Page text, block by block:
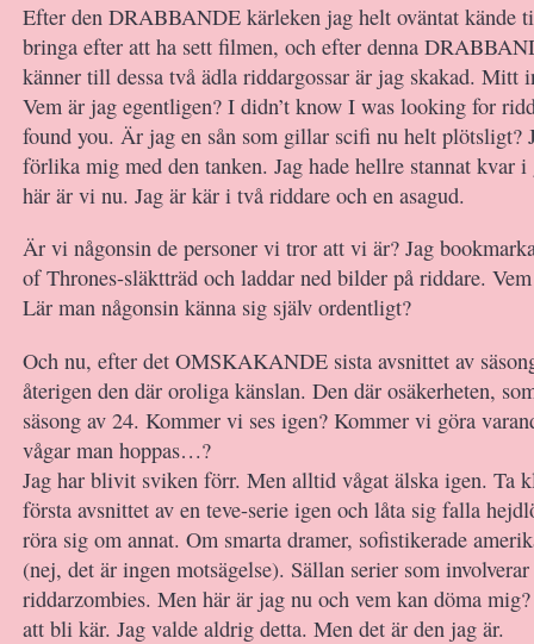
Efter den DRABBANDE kärleken jag helt oväntat kände
bringa efter att ha sett filmen, och efter denna
känner till dessa två ädla riddargossar är jag skakad. Mitt
Vem är jag egentligen? I didn’t know I was looking for
found you. Är jag en sån som gillar scifi nu helt plötsligt?
förlika mig med den tanken. Jag hade hellre stannat kvar i
här är vi nu. Jag är kär i två riddare och en asagud.
Är vi någonsin de personer vi tror att vi är? Jag
of Thrones-släktträd och laddar ned bilder på riddare.
Lär man någonsin känna sig själv ordentligt?
Och nu, efter det OMSKAKANDE sista avsnittet av
återigen den där oroliga känslan. Den där osäkerheten,
säsong av 24. Kommer vi ses igen? Kommer vi göra
vågar man hoppas…?
Jag har blivit sviken förr. Men alltid vågat älska igen. Ta
första avsnittet av en teve-serie igen och låta sig falla
röra sig om annat. Om smarta dramer, sofistikerade
(nej, det är ingen motsägelse). Sällan serier som
riddarzombies. Men här är jag nu och vem kan döma
att bli kär. Jag valde aldrig detta. Men det är den jag är.